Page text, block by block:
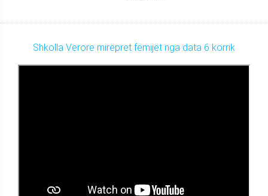
Shkolla Verore mirëpret fëmijët nga data 6 korrik